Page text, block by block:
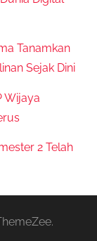
Tanamkan
Sejak Dini
Wijaya
2 Telah